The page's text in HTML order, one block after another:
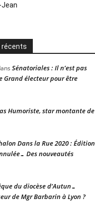
Jean
récents
Sénatoriales : Il n’est pas
Grand électeur pour être
Humoriste, star montante de
Dans la Rue 2020 : Édition
Des nouveautés
du diocèse d’Autun…
de Mgr Barbarin à Lyon ?